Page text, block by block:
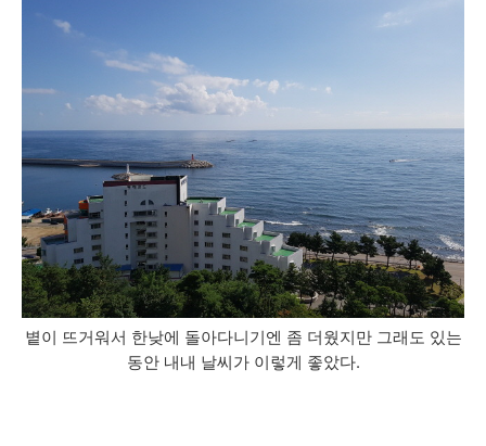
볕이 뜨거워서 한낮에 돌아다니기엔 좀 더웠지만 그래도 있는
동안 내내 날씨가 이렇게 좋았다.